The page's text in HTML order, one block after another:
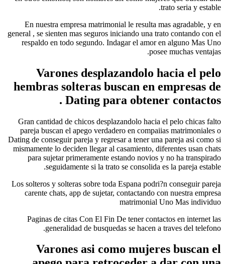
En nuestra empresa matrimonial le resulta
general , se sienten mas seguros iniciando una
respaldo en todo segundo. Indagar el amor
Varones desplazandolo
hembras solteras buscan en
Dating para
Gran cantidad de chicos desplazandolo hacia
pareja buscan el apego verdadero en
Dating de conseguir pareja y regresar a tener
mismamente lo deciden llegar al casamiento,
para sujetar primeramente estando novios
seguidamente si la trato se consolida
Los solteros y solteras sobre toda Espana
carente chats, app de sujetar, contactando
matrimonial
Paginas de citas Con El Fin De tener
generalidad de busquedas se hacen a
Varones asi como